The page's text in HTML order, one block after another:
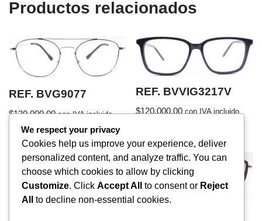
Productos relacionados
REF. BVG9077
$120,000.00 con IVA incluido
REF. BVVIG3217V
$120,000.00 con IVA incluido
We respect your privacy
Cookies help us improve your experience, deliver
personalized content, and analyze traffic. You can
choose which cookies to allow by clicking
Customize. Click Accept All to consent or Reject
All
to decline non-essential cookies.